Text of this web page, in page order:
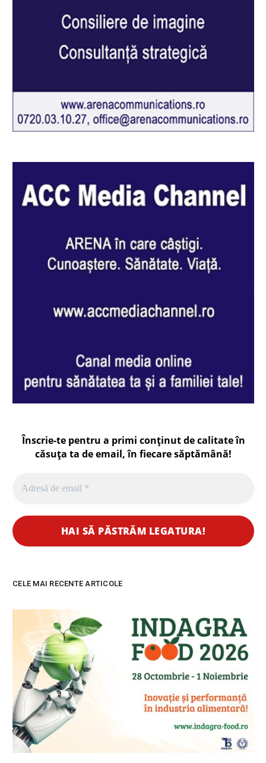
Înscrie-te pentru a primi conținut de calitate în
căsuța ta de email, în fiecaresăptămână!
CELE MAI RECENTE ARTICOLE